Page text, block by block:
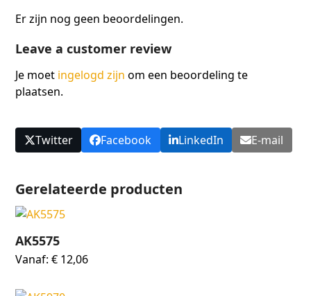
Er zijn nog geen beoordelingen.
Leave a customer review
Je moet ingelogd zijn om een beoordeling te
plaatsen.
Twitter Facebook LinkedIn E-mail
Gerelateerde producten
AK5575
Vanaf:€ 12,06